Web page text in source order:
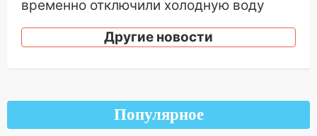
временно отключили холодную воду
10:14 В Ульяновске двоих участников
коррупционной схемы при ЦГКБ
соседними Татарстаном и Саратовской
Другие новости
Популярное